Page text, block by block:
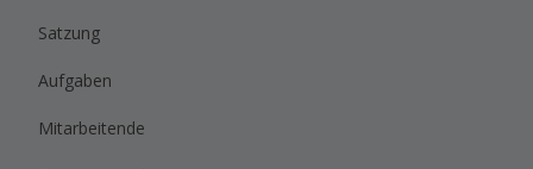
Satzung
Aufgaben
Mitarbeitende